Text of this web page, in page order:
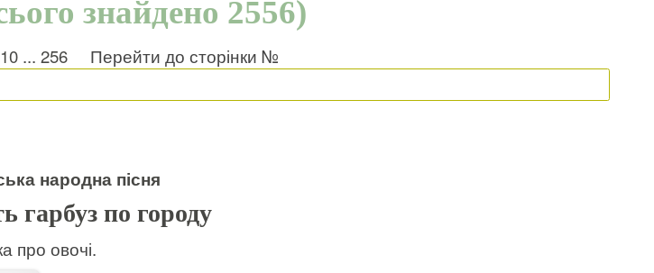
знайдено 2556)
10... 256 Перейти до сторінки №
народна пісня
гарбуз по городу
про овочі.